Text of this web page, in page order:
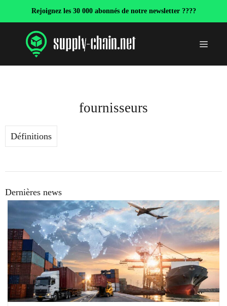
Rejoignez les 30 000 abonnés de notre newsletter ????
Menu
fournisseurs
Définitions
Dernières news